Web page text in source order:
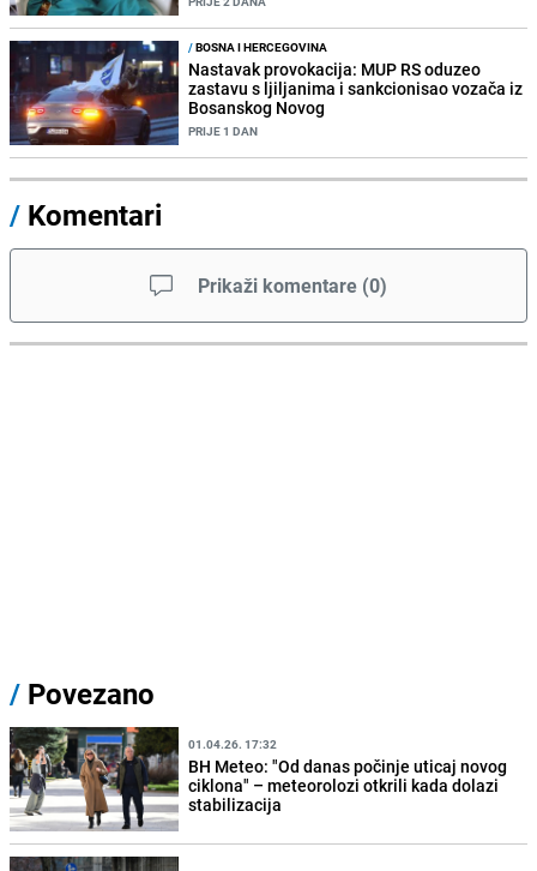
/BOSNA I HERCEGOVINA
Nastavak provokacija: MUP RS oduzeo
zastavu s ljiljanima i sankcionisao vozača iz
Bosanskog Novog
PRIJE 1 DAN
/ Komentari
Prikaži komentare (0)
/ Povezano
01.04.26. 17:32
BH Meteo: "Od danas počinje uticaj novog
ciklona" – meteorolozi otkrili kada dolazi
stabilizacija